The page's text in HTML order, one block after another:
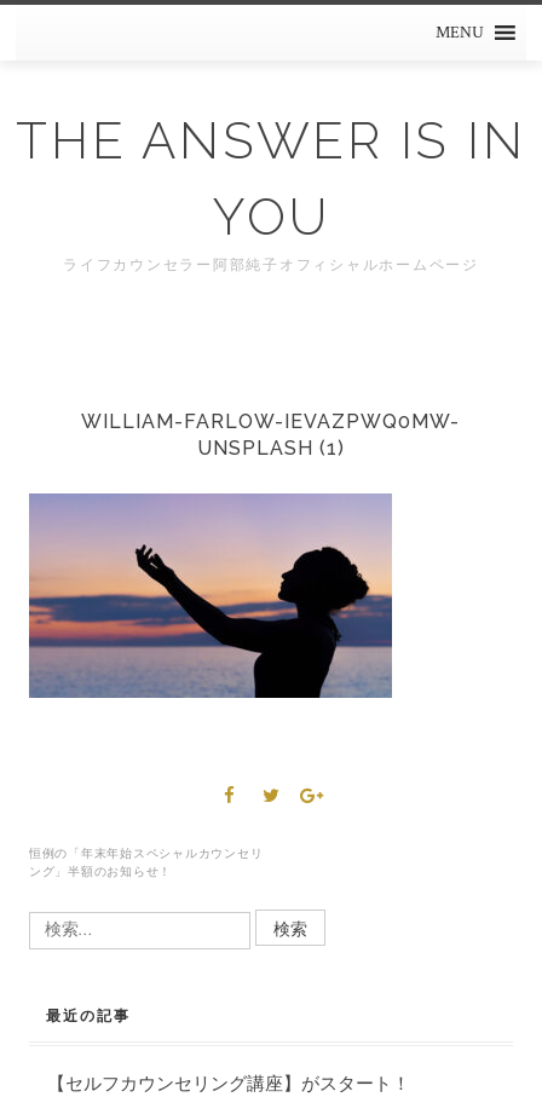
MENU
THE ANSWER IS IN
YOU
ライフカウンセラー阿部純子オフィシャルホームページ
WILLIAM-FARLOW-IEVAZPWQ0MW-
UNSPLASH (1)
稿
ビ
恒例の「年末年始スペシャルカウンセリ
ング」半額のお知らせ！
検
索:
最近の記事
【セルフカウンセリング講座】がスタート！